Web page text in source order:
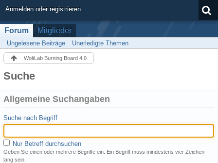
Anmelden oder registrieren
Forum Mitglieder
Ungelesene Beiträge Unerledigte Themen
WoltLab Burning Board 4.0
Suche
Allgemeine Suchangaben
Suche nach Begriff
Nur Betreff durchsuchen
Geben Sie einen oder mehrere Begriffe ein. Ein Begriff muss mindestens vier Zeichen
lang sein.